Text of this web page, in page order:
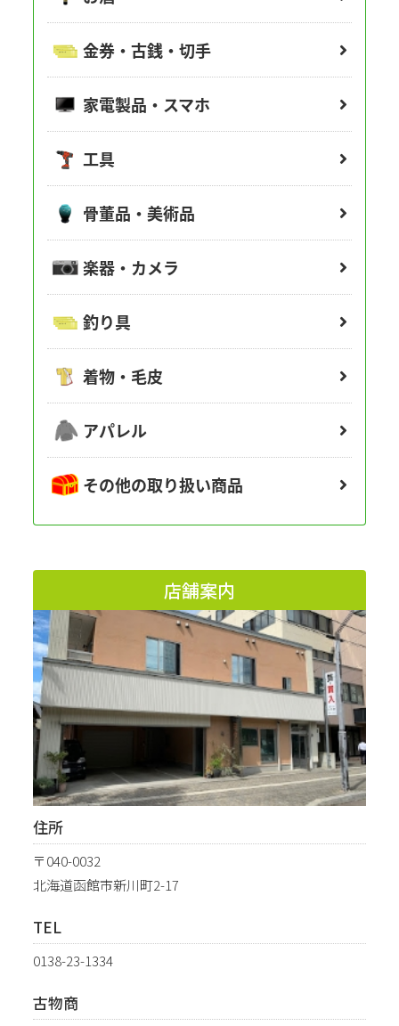
金券・古銭・切手
家電製品・スマホ
工具
骨董品・美術品
楽器・カメラ
釣り具
着物・毛皮
アパレル
その他の取り扱い商品
店舗案内
住所
〒040-0032
北海道函館市新川町2-17
TEL
0138-23-1334
古物商